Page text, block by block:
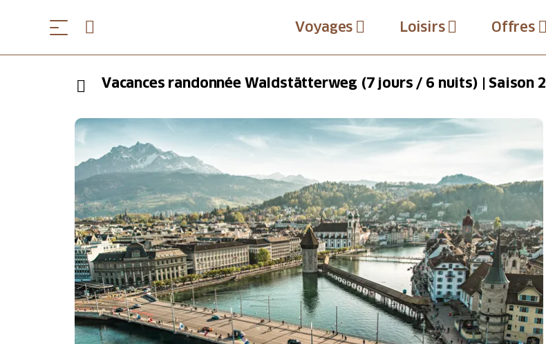
Voyages Loisirs Offres
Vacances randonnée Waldstätterweg (7 jours / 6 nuits) | Saison 2